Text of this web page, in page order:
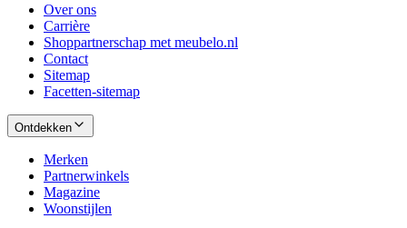
Over ons
Carrière
Shoppartnerschap met meubelo.nl
Contact
Sitemap
Facetten-sitemap
Ontdekken
Merken
Partnerwinkels
Magazine
Woonstijlen